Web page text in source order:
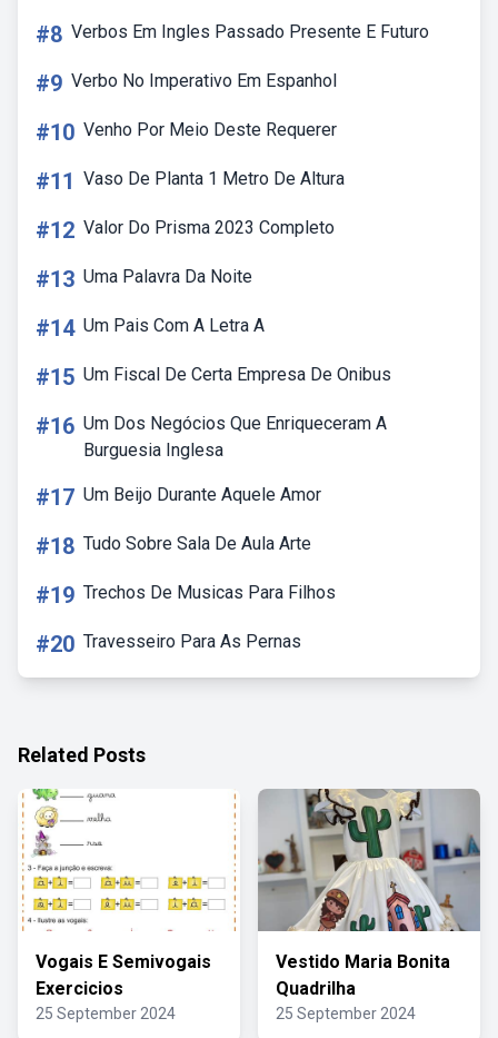
#8 Verbos Em Ingles Passado Presente E Futuro
#9 Verbo No Imperativo Em Espanhol
#10 Venho Por Meio Deste Requerer
#11 Vaso De Planta 1 Metro De Altura
#12 Valor Do Prisma 2023 Completo
#13 Uma Palavra Da Noite
#14 Um Pais Com A Letra A
#15 Um Fiscal De Certa Empresa De Onibus
#16 Um Dos Negócios Que Enriqueceram A
Burguesia Inglesa
#17 Um Beijo Durante Aquele Amor
#18 Tudo Sobre Sala De Aula Arte
#19 Trechos De Musicas Para Filhos
#20 Travesseiro Para As Pernas
Related Posts
Vogais E Semivogais
Exercicios
25 September 2024
Vestido Maria Bonita
Quadrilha
25 September 2024